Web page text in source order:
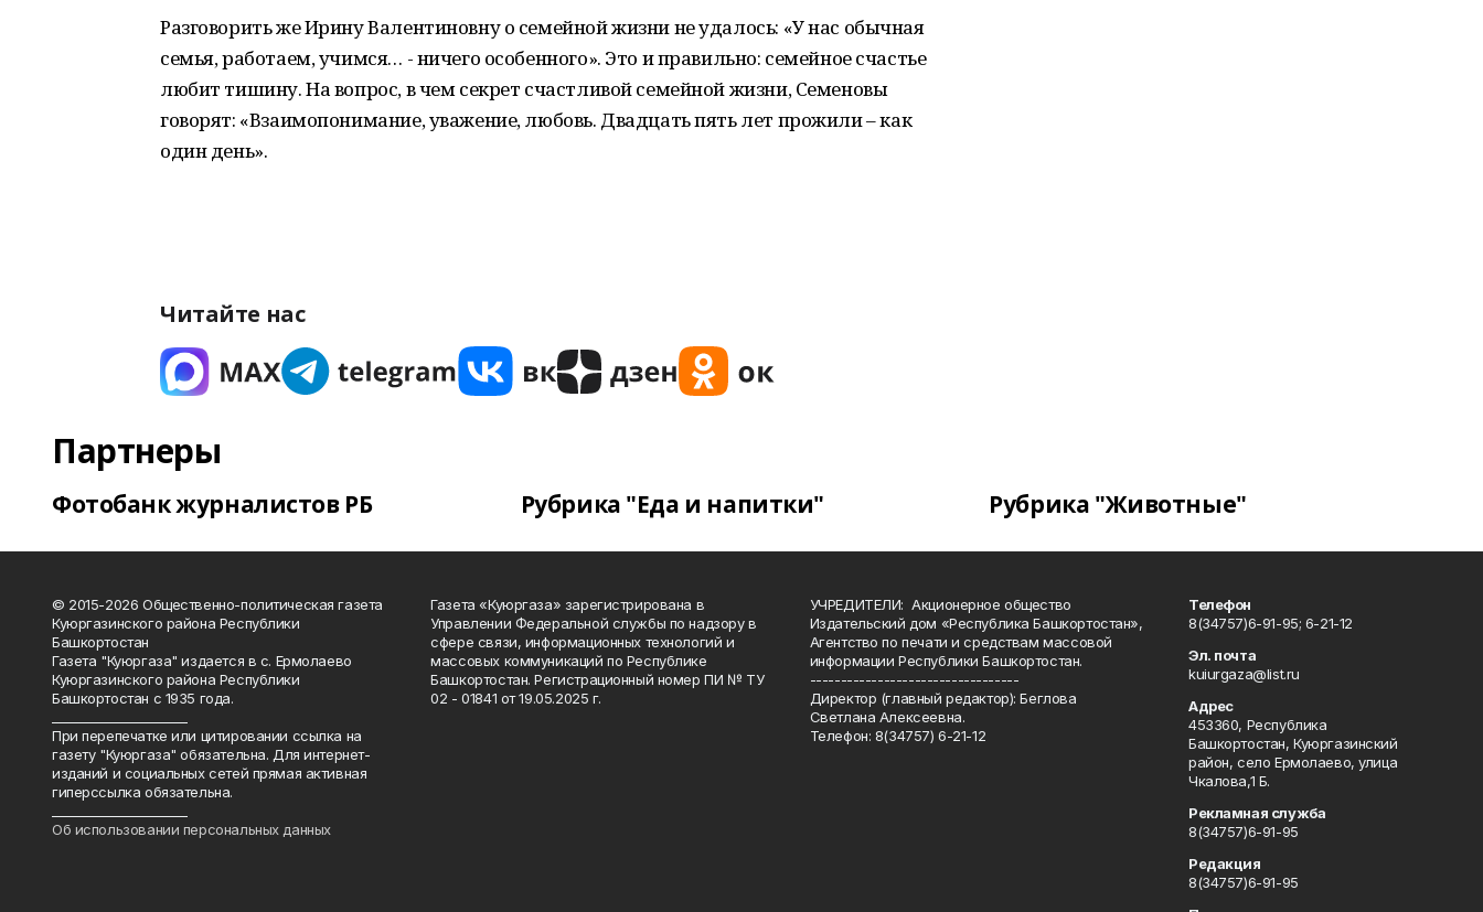
Разговорить же Ирину Валентиновну о семейной жизни не удалось: «У нас обычная
семья, работаем, учимся… - ничего особенного». Это и правильно: семейное счастье
любит тишину. На вопрос, в чем секрет счастливой семейной жизни, Семеновы
говорят: «Взаимопонимание, уважение, любовь. Двадцать пять лет прожили – как
один день».
Читайте нас
Партнеры
Фотобанк журналистов РБ Рубрика "Еда и напитки" Рубрика "Животные"
© 2015-2026 Общественно-политическая газета
Куюргазинского района Республики
Башкортостан
Газета "Куюргаза" издается в с. Ермолаево
Куюргазинского района Республики
Башкортостан с 1935 года.
При перепечатке или цитировании ссылка на
газету "Куюргаза" обязательна. Для интернет-
изданий и социальных сетей прямая активная
гиперссылка обязательна.
Об использовании персональных данных
Газета «Куюргаза» зарегистрирована в
Управлении Федеральной службы по надзору в
сфере связи, информационных технологий и
массовых коммуникаций по Республике
Башкортостан. Регистрационный номер ПИ № ТУ
02 - 01841 от 19.05.2025 г.
УЧРЕДИТЕЛИ: Акционерное общество
Издательский дом «Республика Башкортостан»,
Агентство по печати и средствам массовой
информации Республики Башкортостан.
----------------------------------
Директор (главный редактор): Беглова
Светлана Алексеевна.
Телефон: 8(34757) 6-21-12
Телефон
8(34757)6-91-95; 6-21-12
Эл. почта
kuiurgaza@list.ru
Адрес
453360, Республика
Башкортостан, Куюргазинский
район, село Ермолаево, улица
Чкалова,1 Б.
Рекламная служба
8(34757)6-91-95
Редакция
8(34757)6-91-95